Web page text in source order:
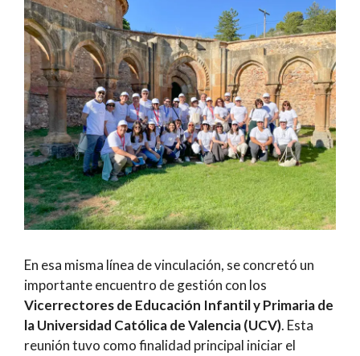
En esa misma línea de vinculación, se concretó un
importante encuentro de gestión con los
Vicerrectores de Educación Infantil y Primaria de
la Universidad Católica de Valencia (UCV). Esta
reunión tuvo como finalidad principal iniciar el